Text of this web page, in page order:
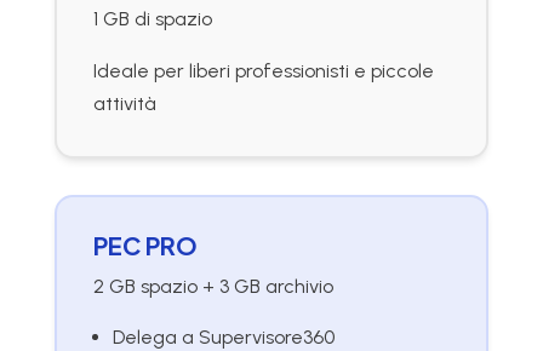
1 GB di spazio
Ideale per liberi professionisti e piccole
attività
PEC PRO
2 GB spazio + 3 GB archivio
Delega a Supervisore360